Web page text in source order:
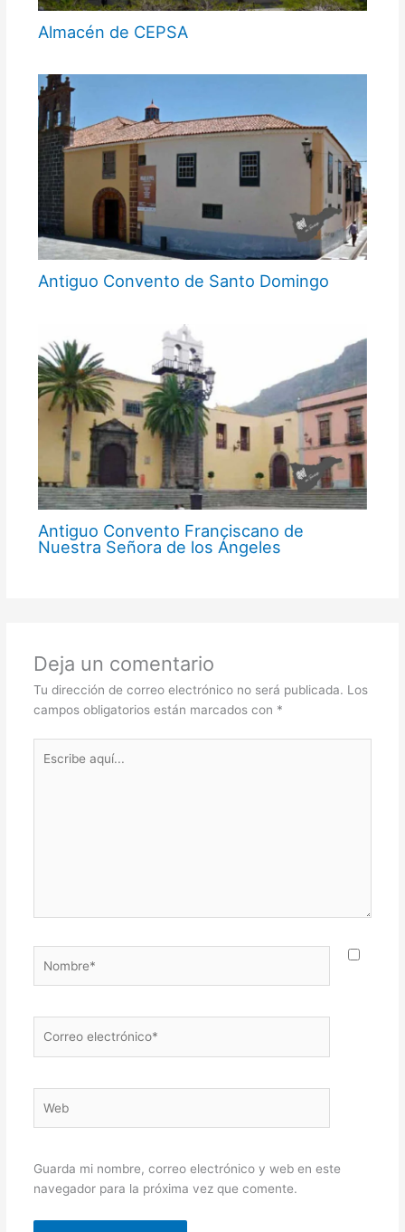
Almacén de CEPSA
Antiguo Convento de Santo Domingo
Antiguo Convento Franciscano de
Nuestra Señora de los Ángeles
Deja un comentario
Tu dirección de correo electrónico no será publicada. Los
campos obligatorios están marcados con *
aquí...
electrónico*
Guarda mi nombre, correo electrónico y web en este
navegador para la próxima vez que comente.